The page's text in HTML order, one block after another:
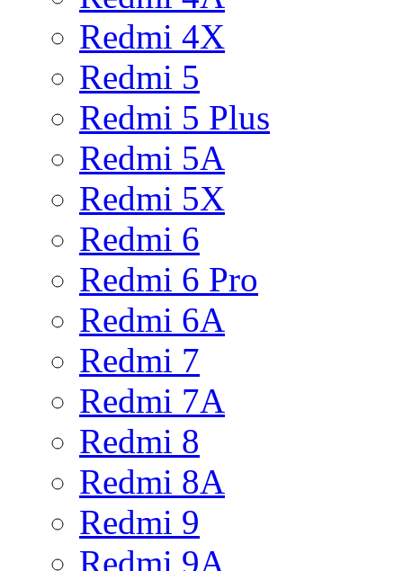
Redmi 4X
Redmi 5
Redmi 5 Plus
Redmi 5A
Redmi 5X
Redmi 6
Redmi 6 Pro
Redmi 6A
Redmi 7
Redmi 7A
Redmi 8
Redmi 8A
Redmi 9
Redmi 9A